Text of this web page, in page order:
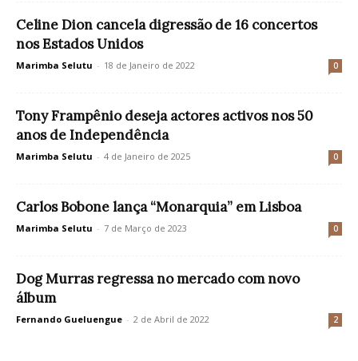
Celine Dion cancela digressão de 16 concertos
nos Estados Unidos
Marimba Selutu - 18 de Janeiro de 2022 0
Tony Frampênio deseja actores activos nos 50
anos de Independência
Marimba Selutu - 4 de Janeiro de 2025 0
Carlos Bobone lança “Monarquia” em Lisboa
Marimba Selutu - 7 de Março de 2023 0
Dog Murras regressa no mercado com novo
álbum
Fernando Gueluengue - 2 de Abril de 2022 2